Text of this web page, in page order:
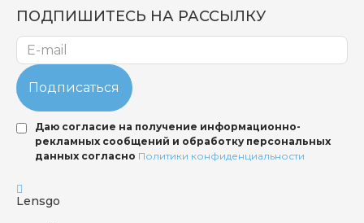
ПОДПИШИТЕСЬ НА РАССЫЛКУ
Подписаться
Даю согласие на получение информационно-
рекламных сообщений и обработку персональных
данных согласно Политики конфиденциальности
Lensgo